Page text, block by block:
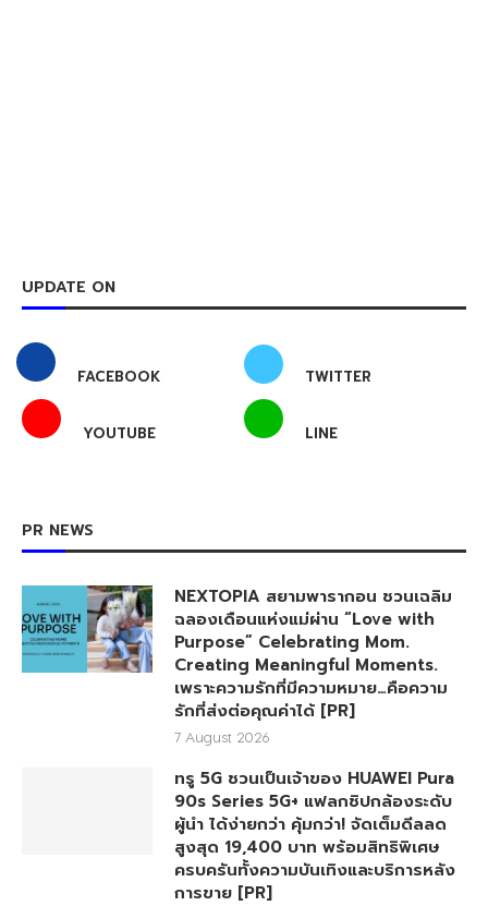
UPDATE ON
FACEBOOK TWITTER
YOUTUBE LINE
PR NEWS
NEXTOPIA สยามพารากอน ชวนเฉลิม
ฉลองเดือนแห่งแม่ผ่าน “Love with
Purpose” Celebrating Mom.
Creating Meaningful Moments.
เพราะความรักที่มีความหมาย…คือความ
รักที่ส่งต่อคุณค่าได้ [PR]
7 August 2026
ทรู 5G ชวนเป็นเจ้าของ HUAWEI Pura
90s Series 5G+ แฟลกชิปกล้องระดับ
ผู้นำ ได้ง่ายกว่า คุ้มกว่า! จัดเต็มดีลลด
สูงสุด 19,400 บาท พร้อมสิทธิพิเศษ
ครบครันทั้งความบันเทิงและบริการหลัง
การขาย [PR]